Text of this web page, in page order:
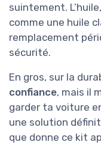
suintement.
comme une huile
remplacement
sécurité.
En gros, sur la
confiance, mais il
garder ta voiture
une solution
que donne ce kit